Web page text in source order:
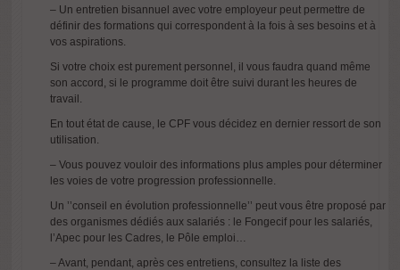
– Un entretien bisannuel avec votre employeur peut permettre de
définir des formations qui correspondent à la fois à ses besoins et à
vos aspirations.
Si votre choix est purement personnel, il vous faudra quand même
son accord, si le programme doit être suivi durant les heures de
travail.
En tout état de cause, le CPF vous décidez en dernier ressort de son
utilisation.
– Vous pouvez vouloir des informations plus amples pour déterminer
les voies de votre progression professionnelle.
Un ’’conseil en évolution professionnelle’’ peut vous être proposé par
des organismes dédiés aux salariés : le Fongecif pour les salariés,
l’Apec pour les Cadres, le Pôle emploi…
– Avant, pendant, après ces entretiens, consultez la liste des